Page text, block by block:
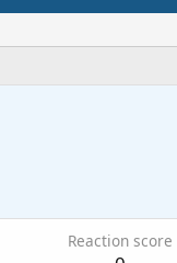
Reaction score